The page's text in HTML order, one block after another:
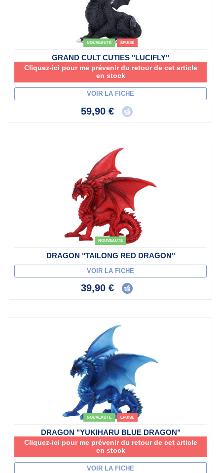
NOUVEAUTÉ ÉPUISÉ
GRAND CULT CUTIES "LUCIFLY"
Cliquez-ici pour me prévenir du retour de cet article
en stock
VOIR LA FICHE
59,90 €
NOUVEAUTÉ
DRAGON "TAILONG RED DRAGON"
VOIR LA FICHE
39,90 €
NOUVEAUTÉ ÉPUISÉ
DRAGON "YUKIHARU BLUE DRAGON"
Cliquez-ici pour me prévenir du retour de cet article
en stock
VOIR LA FICHE